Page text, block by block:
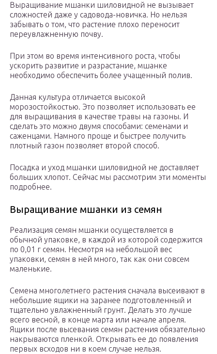
Выращивание мшанки шиловидной не вызывает
сложностей даже у садовода-новичка. Но нельзя
забывать о том, что растение плохо переносит
переувлажненную почву.
При этом во время интенсивного роста, чтобы
ускорить развитие и разрастание, мшанке
необходимо обеспечить более учащенный полив.
Данная культура отличается высокой
морозостойкостью. Это позволяет использовать ее
для выращивания в качестве травы на газоны. И
сделать это можно двумя способами: семенами и
саженцами. Намного проще и быстрее получить
плотный газон позволяет второй способ.
Посадка и уход мшанки шиловидной не доставляет
больших хлопот. Сейчас мы рассмотрим эти моменты
подробнее.
Выращивание мшанки из семян
Реализация семян мшанки осуществляется в
обычной упаковке, в каждой из которой содержится
по 0,01 г семян. Несмотря на небольшой вес
упаковки, семян в ней много, так как они совсем
маленькие.
Семена многолетнего растения сначала высеивают в
небольшие ящики на заранее подготовленный и
тщательно увлажненный грунт. Делать это лучше
всего весной, в конце марта или начале апреля.
Ящики после высевания семян растения обязательно
накрываются пленкой. Открывать ее до появления
первых всходов ни в коем случае нельзя.